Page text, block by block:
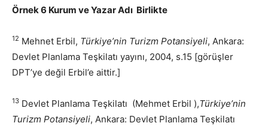
Örnek 6 Kurum ve Yazar Adı Birlikte
12 Mehnet Erbil, Türkiye’nin Turizm Potansiyeli, Ankara:
Devlet Planlama Teşkilatı yayını, 2004, s.15 [görüşler
DPT’ye değil Erbil’e aittir.]
13 Devlet Planlama Teşkilatı (Mehmet Erbil ),Türkiye’nin
Turizm Potansiyeli, Ankara: Devlet Planlama Teşkilatı